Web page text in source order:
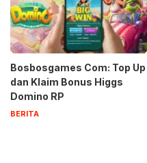
Bosbosgames Com: Top Up
dan Klaim Bonus Higgs
Domino RP
BERITA